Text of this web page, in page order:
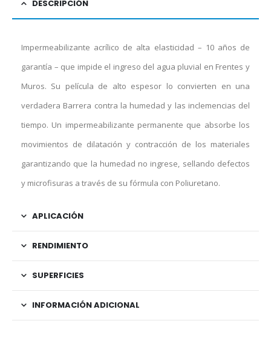
DESCRIPCIÓN
Impermeabilizante acrílico de alta elasticidad – 10 años de
garantía – que impide el ingreso del agua pluvial en Frentes y
Muros. Su película de alto espesor lo convierten en una
verdadera Barrera contra la humedad y las inclemencias del
tiempo. Un impermeabilizante permanente que absorbe los
movimientos de dilatación y contracción de los materiales
garantizando que la humedad no ingrese, sellando defectos
y microfisuras a través de su fórmula con Poliuretano.
APLICACIÓN
RENDIMIENTO
SUPERFICIES
INFORMACIÓN ADICIONAL